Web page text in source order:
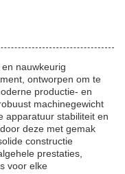
nauwkeurig
ontworpen om te
productie- en
machinegewicht
apparatuur stabiliteit en
deze met gemak
constructie
prestaties,
voor elke